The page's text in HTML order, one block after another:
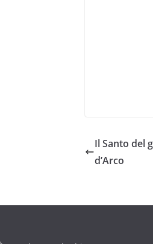
Il Santo del
d’Arco